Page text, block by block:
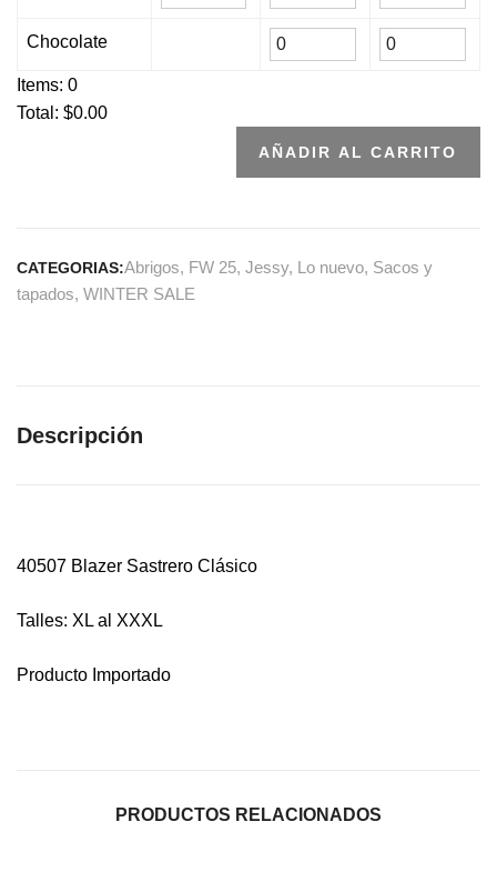
Chocolate
Items: 0
Total: $0.00
AÑADIR AL CARRITO
CATEGORIAS:Abrigos, FW 25, Jessy, Lo nuevo, Sacos y
tapados, WINTER SALE
Descripción
40507 Blazer Sastrero Clásico
Talles: XL al XXXL
Producto Importado
PRODUCTOS RELACIONADOS